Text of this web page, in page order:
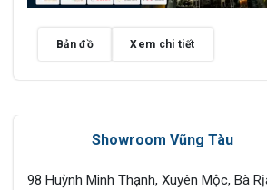
Bản đồ Xem chi tiết
Showroom Vũng Tàu
98 Huỳnh Minh Thạnh, Xuyên Mộc, Bà